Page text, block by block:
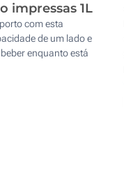
impressas 1L
com esta
de um lado e
enquanto está